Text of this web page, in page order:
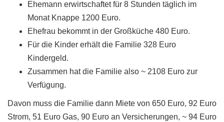
Ehemann erwirtschaftet für 8 Stunden täglich im
Monat Knappe 1200 Euro.
Ehefrau bekommt in der Großküche 480 Euro.
Für die Kinder erhält die Familie 328 Euro
Kindergeld.
Zusammen hat die Familie also ~ 2108 Euro zur
Verfügung.
Davon muss die Familie dann Miete von 650 Euro, 92 Euro
Strom, 51 Euro Gas, 90 Euro an Versicherungen, ~ 94 Euro